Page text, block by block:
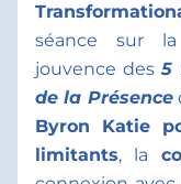
séance sur
jouvence des 5
de la Présence
Byron Katie
limitants, la